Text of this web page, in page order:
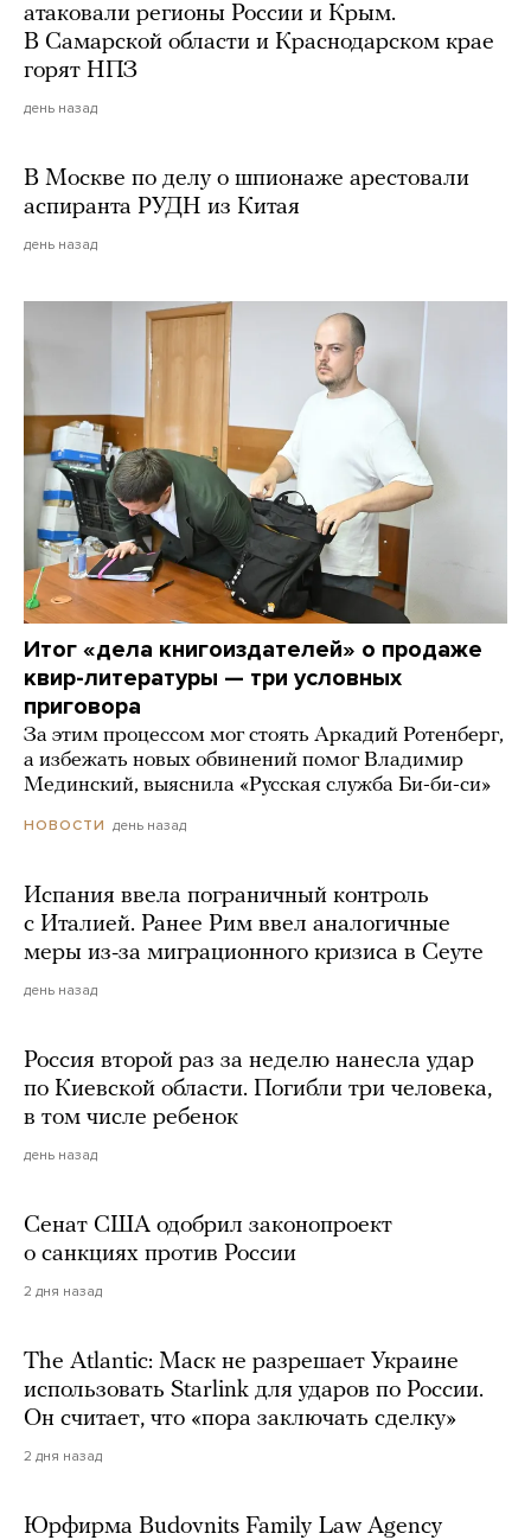
атаковали регионы России и Крым.
В Самарской области и Краснодарском крае
горят НПЗ
день назад
В Москве по делу о шпионаже арестовали
аспиранта РУДН из Китая
день назад
Итог «дела книгоиздателей» о продаже
квир-литературы — три условных
приговора
За этим процессом мог стоять Аркадий Ротенберг,
а избежать новых обвинений помог Владимир
Мединский, выяснила «Русская служба Би-би-си»
НОВОСТИ день назад
Испания ввела пограничный контроль
с Италией. Ранее Рим ввел аналогичные
меры из-за миграционного кризиса в Сеуте
день назад
Россия второй раз за неделю нанесла удар
по Киевской области. Погибли три человека,
в том числе ребенок
день назад
Сенат США одобрил законопроект
о санкциях против России
2 дня назад
The Atlantic: Маск не разрешает Украине
использовать Starlink для ударов по России.
Он считает, что «пора заключать сделку»
2 дня назад
Юрфирма Budovnits Family Law Agency